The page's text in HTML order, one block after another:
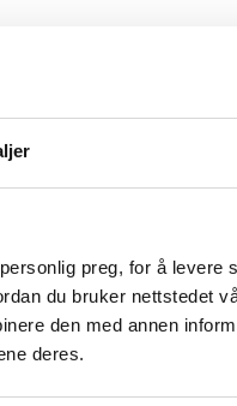
preg, for å levere
du bruker nettstedet
den med annen
deres.